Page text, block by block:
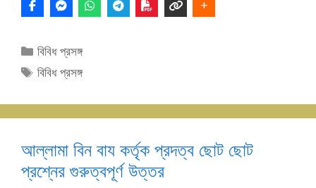
Categories
বিবিধ প্রসঙ্গ
Tags
বিবিধ প্রসঙ্গ
আল্লামা বিন বায কর্তৃক প্রদত্ব ছোট ছোট
প্রশ্নের গুরুত্বপূর্ণ উত্তর